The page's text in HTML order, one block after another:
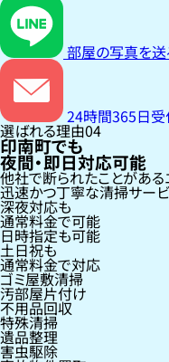
部屋の写真を送
24時間365日
選ばれる理由04
印南町でも
夜間・即日対応可能
他社で断られたことがある
迅速かつ丁寧な清掃サービ
深夜対応も
通常料金で可能
日時指定も可能
土日祝も
通常料金で対応
ゴミ屋敷清掃
汚部屋片付け
不用品回収
特殊清掃
遺品整理
害虫駆除